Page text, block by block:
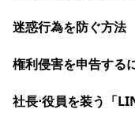
迷惑行為を防ぐ方法
権利侵害を申告する
社長⋅役員を装う「